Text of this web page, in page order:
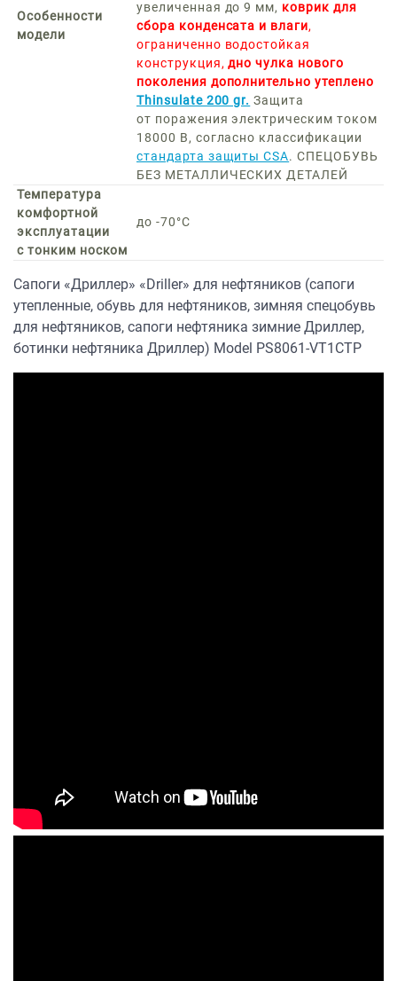
Особенности
модели
увеличенная до 9 мм, коврик для
сбора конденсата и влаги,
ограниченно водостойкая
конструкция,дно чулка нового
поколения дополнительно утеплено
Thinsulate 200 gr. Защита
от поражения электрическим током
18000 В, согласно классификации
стандарта защиты CSA. СПЕЦОБУВЬ
БЕЗ МЕТАЛЛИЧЕСКИХ ДЕТАЛЕЙ
Температура
комфортной
эксплуатации
с тонким носком
до -70°C
Сапоги «Дриллер» «Driller» для нефтяников (сапоги
утепленные, обувь для нефтяников, зимняя спецобувь
для нефтяников, сапоги нефтяника зимние Дриллер,
ботинки нефтяника Дриллер) Model PS8061-VT1CTP